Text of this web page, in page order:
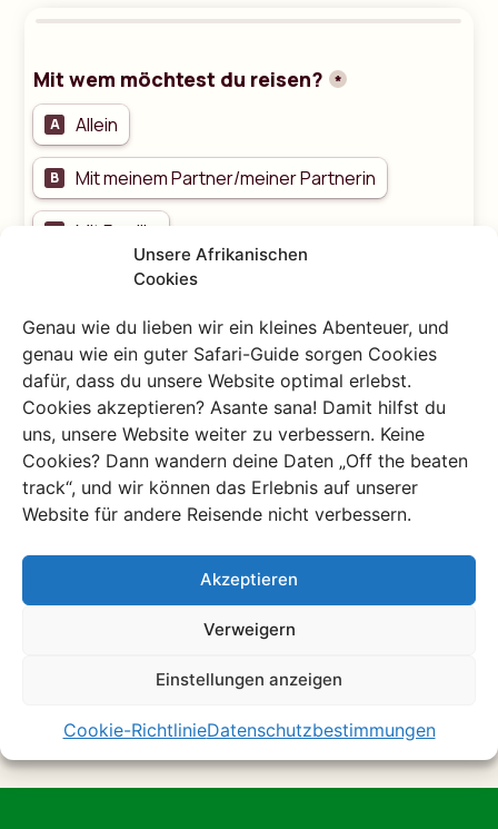
Unsere Afrikanischen
Cookies
Genau wie du lieben wir ein kleines Abenteuer, und
genau wie ein guter Safari-Guide sorgen Cookies
dafür, dass du unsere Website optimal erlebst.
Cookies akzeptieren? Asante sana! Damit hilfst du
uns, unsere Website weiter zu verbessern. Keine
Cookies? Dann wandern deine Daten „Off the beaten
track“, und wir können das Erlebnis auf unserer
Website für andere Reisende nicht verbessern.
Akzeptieren
Verweigern
Einstellungen anzeigen
Cookie-RichtlinieDatenschutzbestimmungen
10.000+ zufriedene
Weltenbummler haben
bereits Ihre Traumreise
gebucht